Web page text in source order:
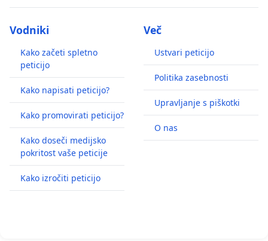
Vodniki
Kako začeti spletno
peticijo
Kako napisati peticijo?
Kako promovirati peticijo?
Kako doseči medijsko
pokritost vaše peticije
Kako izročiti peticijo
Več
Ustvari peticijo
Politika zasebnosti
Upravljanje s piškotki
O nas